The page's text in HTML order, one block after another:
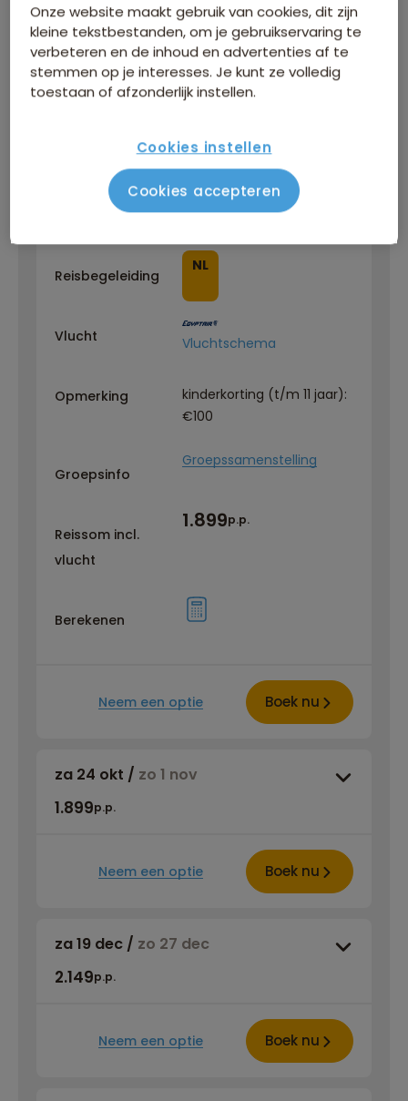
Meld je gratis aan!
za 17 okt/zo 25 okt
Minimum leeftijd
8+
Reisbegeleiding
NL
Vlucht Vluchtschema
Opmerking
kinderkorting (t/m 11 jaar):
€100
Groepsinfo
Groepssamenstelling
Reissom incl.
vlucht
1.899p.p.
Berekenen
Neem een optie Boek nu
za 24 okt / zo 1 nov
1.899p.p.
Neem een optie Boek nu
za 19 dec / zo 27 dec
2.149p.p.
Neem een optie Boek nu
Onze website maakt gebruik van cookies, dit zijn
kleine tekstbestanden, om je gebruikservaring te
verbeteren en de inhoud en advertenties af te
stemmen op je interesses. Je kunt ze volledig
toestaan of afzonderlijk instellen.
Cookies instellen
Cookies accepteren